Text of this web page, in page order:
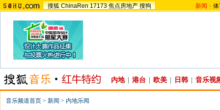
搜狐 ChinaRen 17173 焦点房地产 搜狗 新闻 -
内地 港台 欧美 日韩 音乐视
音乐频道首页 > 新闻 > 内地乐闻